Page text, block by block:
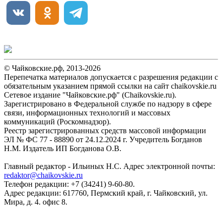
© Чайковские.рф, 2013-2026
Перепечатка материалов допускается с разрешения редакции с
обязательным указанием прямой ссылки на сайт chaikovskie.ru
Сетевое издание "Чайковские.рф" (Chaikovskie.ru).
Зарегистрировано в Федеральной службе по надзору в сфере
связи, информационных технологий и массовых
коммуникаций (Роскомнадзор).
Реестр зарегистрированных средств массовой информации
ЭЛ № ФС 77 - 88890 от 24.12.2024 г. Учредитель Богданов
Н.М. Издатель ИП Богданова О.В.
Главный редактор - Ильиных Н.С. Адрес электронной почты:
redaktor@chaikovskie.ru
Телефон редакции: +7 (34241) 9-60-80.
Адрес редакции: 617760, Пермский край, г. Чайковский, ул.
Мира, д. 4. офис 8.